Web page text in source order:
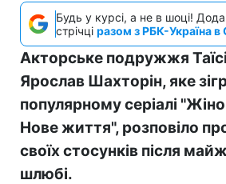
Будь у курсі, а не в шоці!
стрічці разом з РБК-Україна в
Акторське подружжя
Ярослав Шахторін, яке
популярному серіалі
Нове життя", розповіло
своїх стосунків після
шлюбі.